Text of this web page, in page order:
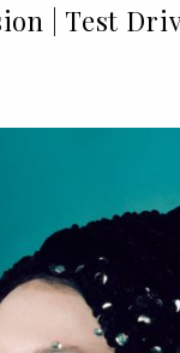
| Test